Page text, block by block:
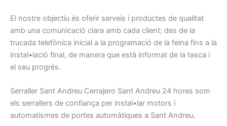
El nostre objectiu és oferir serveis i productes de qualitat
amb una comunicació clara amb cada client; des de la
trucada telefònica inicial a la programació de la feina fins a la
instal•lació final, de manera que està informat de la tasca i
el seu progrés.
Serraller Sant Andreu Cerrajero Sant Andreu 24 hores som
els serrallers de confiança per instal•lar motors i
automatismes de portes automàtiques a Sant Andreu.